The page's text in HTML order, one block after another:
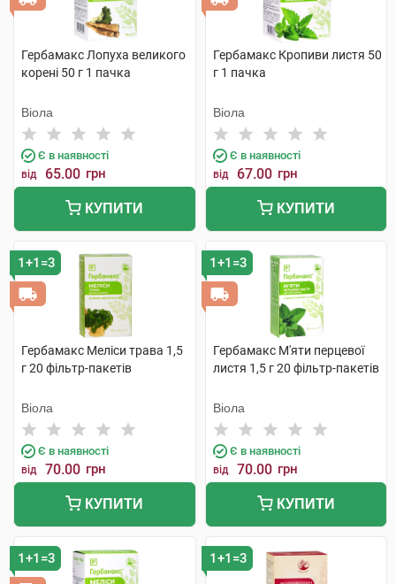
Гербамакс Лопуха великого
корені 50 г 1 пачка
Віола
Є в наявності
від 65.00 грн
КУПИТИ
Гербамакс Кропиви листя 50
г 1 пачка
Віола
Є в наявності
від 67.00 грн
КУПИТИ
1+1=3
Гербамакс Меліси трава 1,5
г 20 фільтр-пакетів
Віола
Є в наявності
від 70.00 грн
КУПИТИ
1+1=3
Гербамакс М'яти перцевої
листя 1,5 г 20 фільтр-пакетів
Віола
Є в наявності
від 70.00 грн
КУПИТИ
1+1=3 1+1=3